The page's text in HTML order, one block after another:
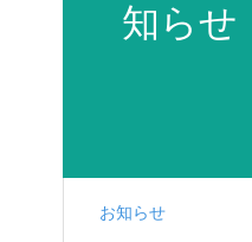
知らせ
お知らせ